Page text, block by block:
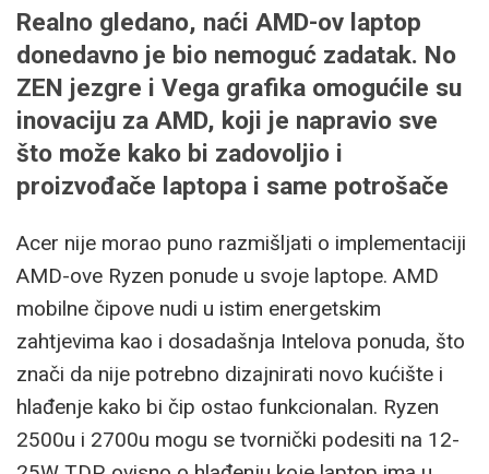
Realno gledano, naći AMD-ov laptop
donedavno je bio nemoguć zadatak. No
ZEN jezgre i Vega grafika omogućile su
inovaciju za AMD, koji je napravio sve
što može kako bi zadovoljio i
proizvođače laptopa i same potrošače
Acer nije morao puno razmišljati o implementaciji
AMD-ove Ryzen ponude u svoje laptope. AMD
mobilne čipove nudi u istim energetskim
zahtjevima kao i dosadašnja Intelova ponuda, što
znači da nije potrebno dizajnirati novo kućište i
hlađenje kako bi čip ostao funkcionalan. Ryzen
2500u i 2700u mogu se tvornički podesiti na 12-